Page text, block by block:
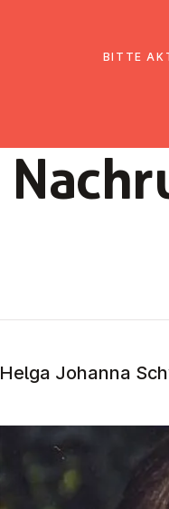
Helga Johanna
BITTE